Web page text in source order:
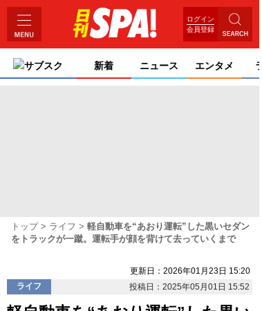
ログイン
会員登録
サブスク 新着 ニュース エンタメ
トップ ライフ
軽自動車を“あおり運転”した黒いセダン
をトラックが一蹴。運転手が顔を背けて去っていくまで
更新日：2026年01月23日 15:20
ライフ
投稿日：2025年05月01日 15:52